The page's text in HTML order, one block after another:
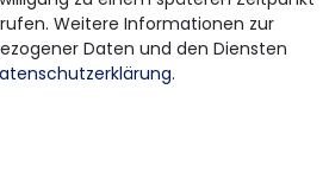
Möglichkeiten einer sicheren
Bezahlung.
Weitere Informationen zur
Daten und den Diensten
.